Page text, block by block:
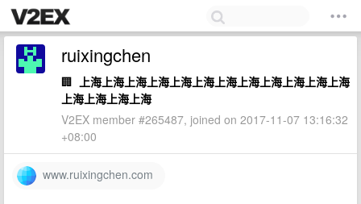
ruixingchen
🏢 上海上海上海上海上海上海上海上海上海上海上海上海
上海上海上海上海
V2EX member #265487, joined on 2017-11-07 13:16:32
+08:00
www.ruixingchen.com